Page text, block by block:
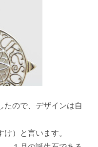
たので、デザインは自
）と言います。